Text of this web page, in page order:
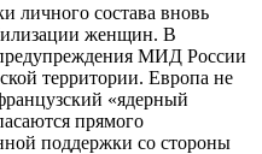
личного состава вновь
женщин. В
МИД России
территории. Европа не
«ядерный
прямого
поддержки со стороны